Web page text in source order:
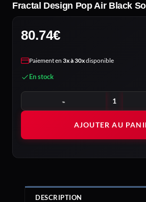
Fractal Design Pop Air Black
80.74€
Paiement en 3x à 30xdisponible
En stock
quantité de Fractal Design Pop Air
AJOUTER AU
DESCRIPTION